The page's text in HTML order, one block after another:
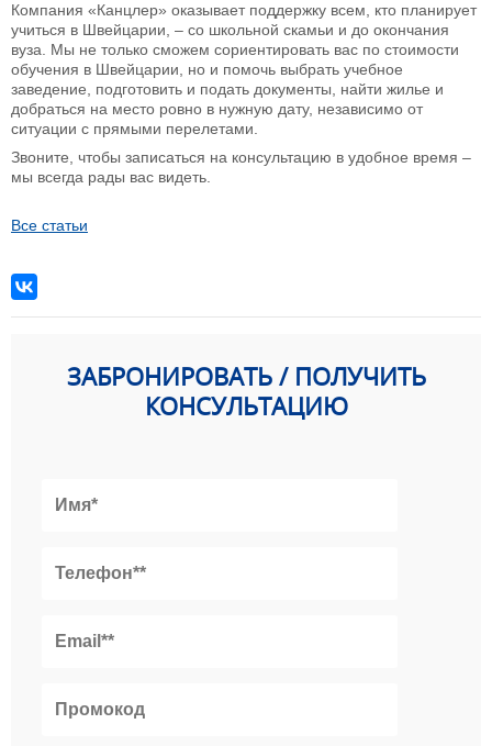
Компания «Канцлер» оказывает поддержку всем, кто планирует
учиться в Швейцарии, – со школьной скамьи и до окончания
вуза. Мы не только сможем сориентировать вас по стоимости
обучения в Швейцарии, но и помочь выбрать учебное
заведение, подготовить и подать документы, найти жилье и
добраться на место ровно в нужную дату, независимо от
ситуации с прямыми перелетами.
Звоните, чтобы записаться на консультацию в удобное время –
мы всегда рады вас видеть.
Все статьи
ЗАБРОНИРОВАТЬ / ПОЛУЧИТЬ
КОНСУЛЬТАЦИЮ